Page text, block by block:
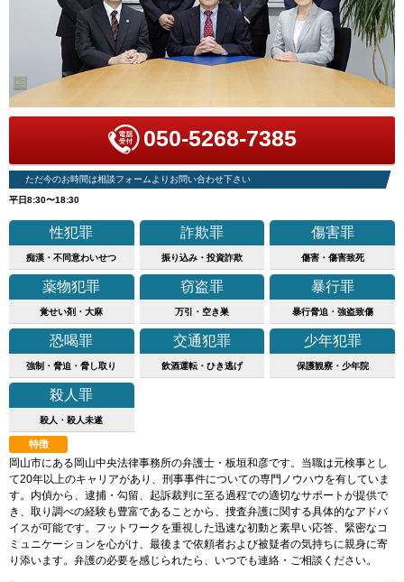
050-5268-7385
ただ今のお時間は相談フォームよりお問い合わせ下さい
平日8:30〜18:30
性犯罪
痴漢・不同意わいせつ
詐欺罪
振り込み・投資詐欺
傷害罪
傷害・傷害致死
薬物犯罪
覚せい剤・大麻
窃盗罪
万引・空き巣
暴行罪
暴行脅迫・強盗致傷
恐喝罪
強制・脅迫・脅し取り
交通犯罪
飲酒運転・ひき逃げ
少年犯罪
保護観察・少年院
殺人罪
殺人・殺人未遂
特徴
岡山市にある岡山中央法律事務所の弁護士・板垣和彦です。当職は元検事とし
て20年以上のキャリアがあり、刑事事件についての専門ノウハウを有していま
す。内偵から、逮捕・勾留、起訴裁判に至る過程での適切なサポートが提供で
き、取り調べの経験も豊富であることから、捜査弁護に関する具体的なアドバ
イスが可能です。フットワークを重視した迅速な初動と素早い応答、緊密なコ
ミュニケーションを心がけ、最後まで依頼者および被疑者の気持ちに親身に寄
り添います。弁護の必要を感じられたら、いつでも連絡・ご相談ください。